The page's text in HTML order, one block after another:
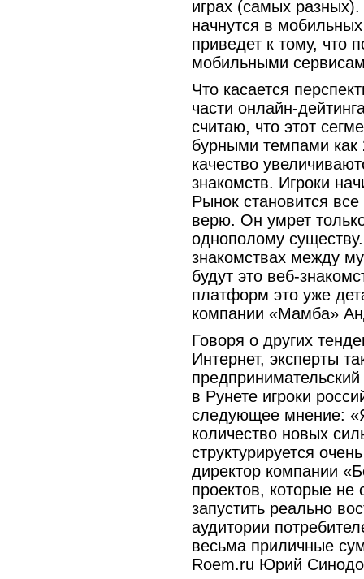
играх (самых
начнутся в
приведет к тому, что
мобильными
Что касается
части онлайн-
считаю, что этот
бурными темпами как
качество
знакомств. Игроки
Рынок становится
верю. Он умрет
однополому
знакомствах между
будут это веб-
платформ это уже
компании «Мамба»
Говоря о других
Интернет, эксперты
в Рунете игроки
следующее мнение:
количество новых
структурируется
директор компании
проектов, которые не
запустить реально
аудитории
весьма приличные
Roem.ru Юрий